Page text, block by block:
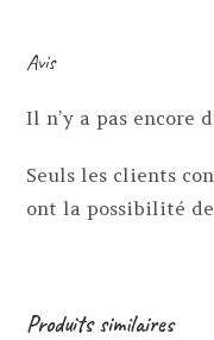
Avis
Il n’y a pas encore
Seuls les clients
ont la possibilité
Produits similaires